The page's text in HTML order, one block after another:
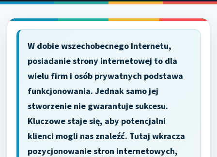
W dobie wszechobecnego Internetu,
posiadanie strony internetowej to dla
wielu firm i osób prywatnych podstawa
funkcjonowania. Jednak samo jej
stworzenie nie gwarantuje sukcesu.
Kluczowe staje się, aby potencjalni
klienci mogli nas znaleźć. Tutaj wkracza
pozycjonowanie stron internetowych,